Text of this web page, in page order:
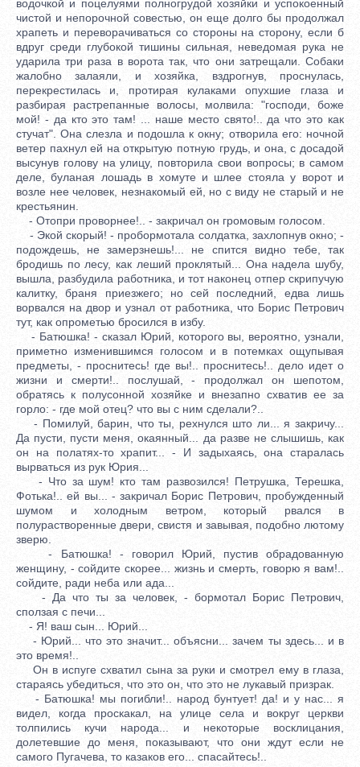
водочкой и поцелуями полногрудой хозяйки и успокоенный
чистой и непорочной совестью, он еще долго бы продолжал
храпеть и переворачиваться со стороны на сторону, если б
вдруг среди глубокой тишины сильная, неведомая рука не
ударила три раза в ворота так, что они затрещали. Собаки
жалобно залаяли, и хозяйка, вздрогнув, проснулась,
перекрестилась и, протирая кулаками опухшие глаза и
разбирая растрепанные волосы, молвила: "господи, боже
мой! - да кто это там! ... наше место свято!.. да что это как
стучат". Она слезла и подошла к окну; отворила его: ночной
ветер пахнул ей на открытую потную грудь, и она, с досадой
высунув голову на улицу, повторила свои вопросы; в самом
деле, буланая лошадь в хомуте и шлее стояла у ворот и
возле нее человек, незнакомый ей, но с виду не старый и не
крестьянин.
- Отопри проворнее!.. - закричал он громовым голосом.
- Экой скорый! - пробормотала солдатка, захлопнув окно; -
подождешь, не замерзнешь!... не спится видно тебе, так
бродишь по лесу, как леший проклятый... Она надела шубу,
вышла, разбудила работника, и тот наконец отпер скрипучую
калитку, браня приезжего; но сей последний, едва лишь
ворвался на двор и узнал от работника, что Борис Петрович
тут, как опрометью бросился в избу.
- Батюшка! - сказал Юрий, которого вы, вероятно, узнали,
приметно изменившимся голосом и в потемках ощупывая
предметы, - проснитесь! где вы!.. проснитесь!.. дело идет о
жизни и смерти!.. послушай, - продолжал он шепотом,
обратясь к полусонной хозяйке и внезапно схватив ее за
горло: - где мой отец? что вы с ним сделали?..
- Помилуй, барин, что ты, рехнулся што ли... я закричу...
Да пусти, пусти меня, окаянный... да разве не слышишь, как
он на полатях-то храпит... - И задыхаясь, она старалась
вырваться из рук Юрия...
- Что за шум! кто там развозился! Петрушка, Терешка,
Фотька!.. ей вы... - закричал Борис Петрович, пробужденный
шумом и холодным ветром, который рвался в
полурастворенные двери, свистя и завывая, подобно лютому
зверю.
- Батюшка! - говорил Юрий, пустив обрадованную
женщину, - сойдите скорее... жизнь и смерть, говорю я вам!..
сойдите, ради неба или ада...
- Да что ты за человек, - бормотал Борис Петрович,
сползая с печи...
- Я! ваш сын... Юрий...
- Юрий... что это значит... объясни... зачем ты здесь... и в
это время!..
Он в испуге схватил сына за руки и смотрел ему в глаза,
стараясь убедиться, что это он, что это не лукавый призрак.
- Батюшка! мы погибли!.. народ бунтует! да! и у нас... я
видел, когда проскакал, на улице села и вокруг церкви
толпились кучи народа... и некоторые восклицания,
долетевшие до меня, показывают, что они ждут если не
самого Пугачева, то казаков его... спасайтесь!..